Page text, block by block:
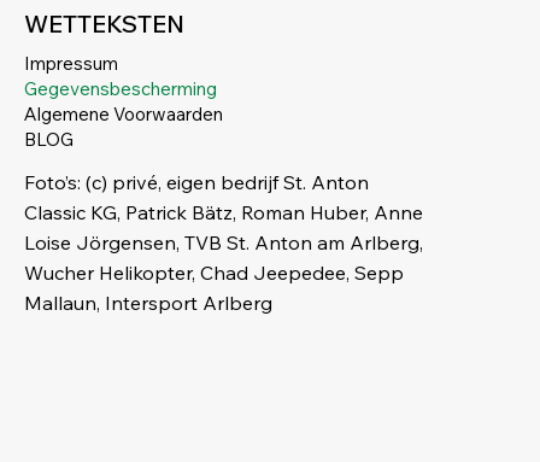
WETTEKSTEN
Impressum
Gegevensbescherming
Algemene Voorwaarden
BLOG
Foto’s: (c) privé, eigen bedrijf St. Anton
Classic KG, Patrick Bätz, Roman Huber, Anne
Loise Jörgensen, TVB St. Anton am Arlberg,
Wucher Helikopter, Chad Jeepedee, Sepp
Mallaun, Intersport Arlberg